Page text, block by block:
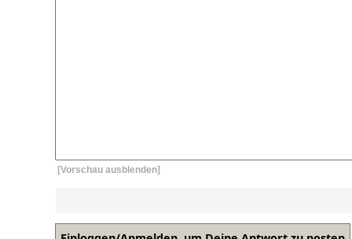
[Vorschau ausblenden]